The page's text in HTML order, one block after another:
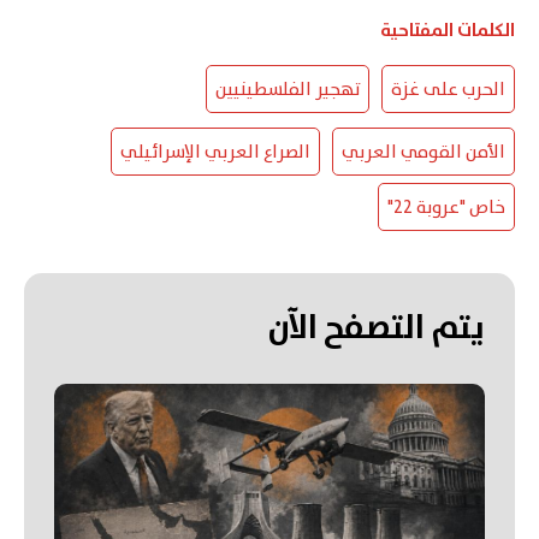
الكلمات المفتاحية
الحرب على غزة تهجير الفلسطينيين
الأمن القومي العربي
الصراع العربي الإسرائيلي
خاص "عروبة 22"
يتم التصفح الآن